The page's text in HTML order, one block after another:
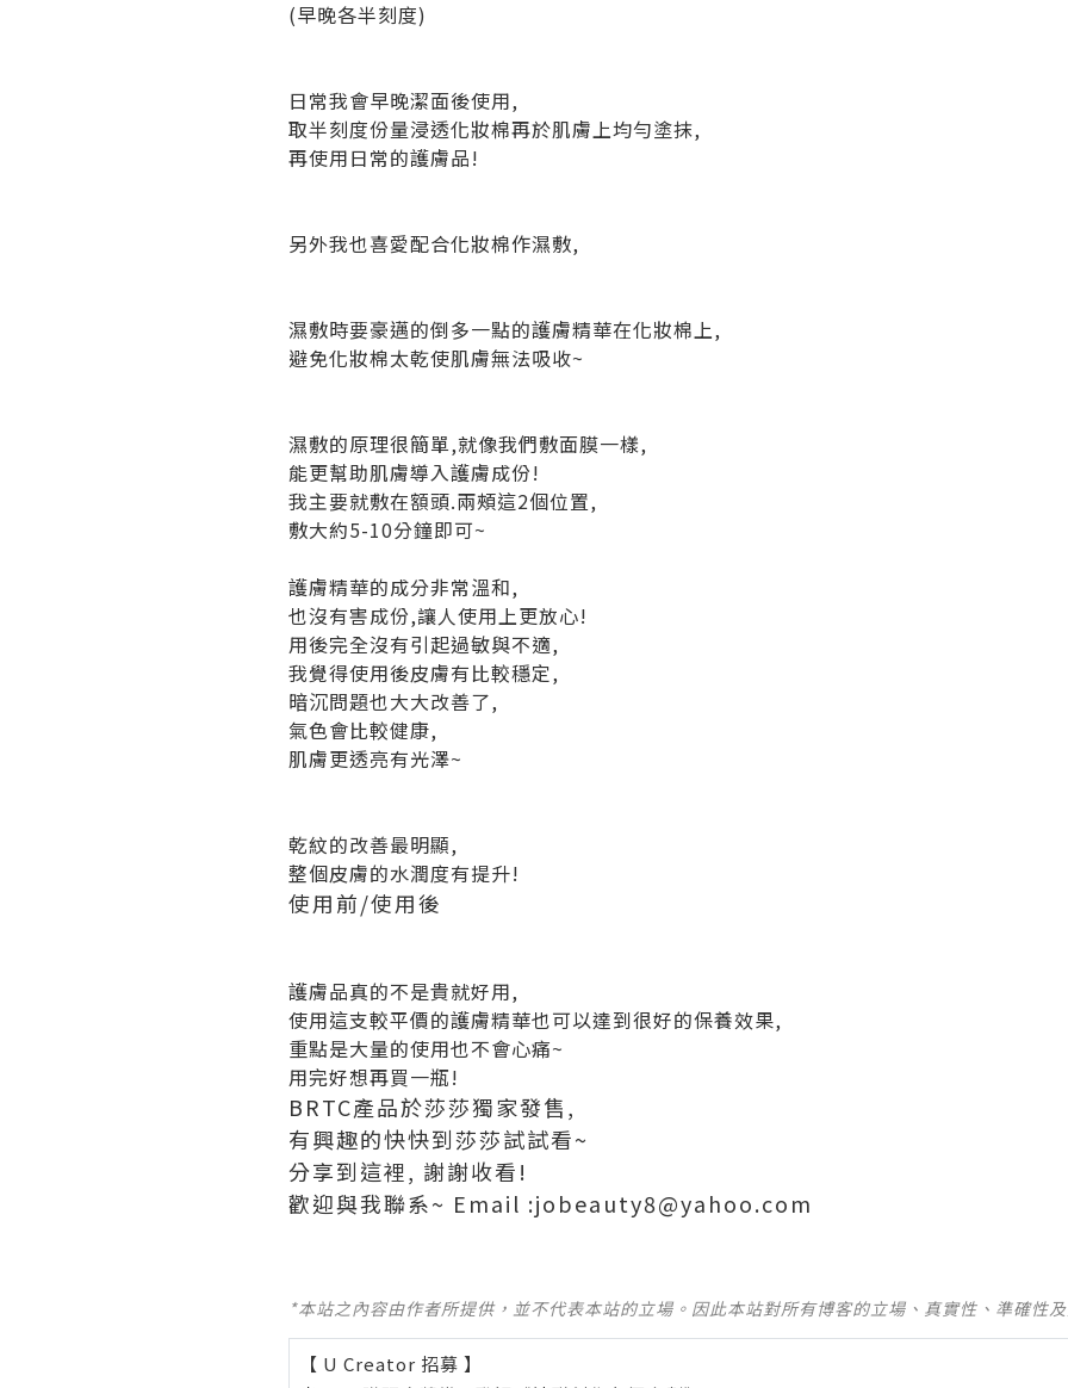
(早晚各半刻度)
日常我會早晚潔面後使用,
取半刻度份量浸透化妝棉再於肌膚上均勻塗抹,
再使用日常的護膚品!
另外我也喜愛配合化妝棉作濕敷,
濕敷時要豪邁的倒多一點的護膚精華在化妝棉上,
避免化妝棉太乾使肌膚無法吸收~
濕敷的原理很簡單,就像我們敷面膜一樣,
能更幫助肌膚導入護膚成份!
我主要就敷在額頭.兩頰這2個位置,
敷大約5-10分鐘即可~
護膚精華的成分非常溫和,
也沒有害成份,讓人使用上更放心!
用後完全沒有引起過敏與不適,
我覺得使用後皮膚有比較穩定,
暗沉問題也大大改善了,
氣色會比較健康,
肌膚更透亮有光澤~
乾紋的改善最明顯,
整個皮膚的水潤度有提升!
使用前/使用後
護膚品真的不是貴就好用,
使用這支較平價的護膚精華也可以達到很好的保養效果,
重點是大量的使用也不會心痛~
用完好想再買一瓶!
BRTC產品於莎莎獨家發售,
有興趣的快快到莎莎試試看~
分享到這裡, 謝謝收看!
歡迎與我聯系~ Email :jobeauty8@yahoo.com
*本站之內容由作者所提供，並不代表本站的立場。因此本站對所有博客的立場、真實性、準確性
【 U Creator 招募 】